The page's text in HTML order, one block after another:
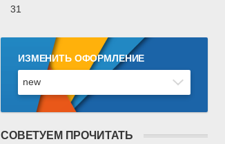
31
ИЗМЕНИТЬ ОФОРМЛЕНИЕ
СОВЕТУЕМ ПРОЧИТАТЬ